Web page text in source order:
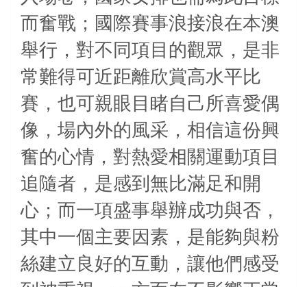
而奮戰；國際賽事浪接浪在本澳
舉行，對不同項目的觀眾，是非
常難得可近距離欣賞高水平比
賽，也可親眼目睹自己所喜愛偶
像，場內外的風采，相信這份興
奮的心情，對熱愛相關運動項目
追隨者，是感到無比滿足和開
心；而一項盛事舉辦成功與否，
其中一個主要因素，是能夠與粉
絲建立良好的互動，讓他們感受